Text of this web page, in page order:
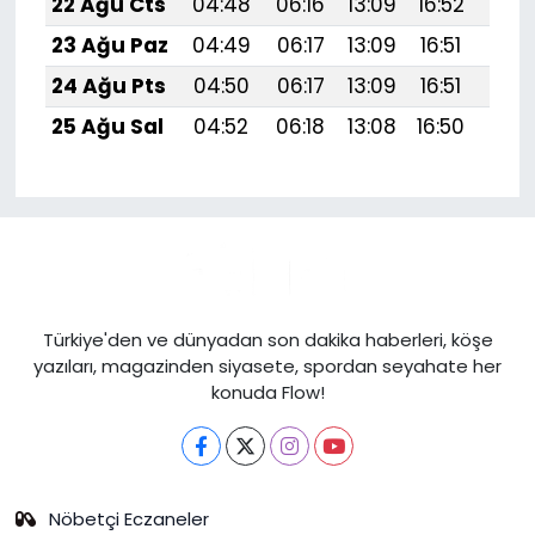
23 Ağu Paz
04:49 06:17 13:09 16:51
24 Ağu Pts
04:50 06:17 13:09 16:51
25 Ağu Sal
04:52 06:18 13:08 16:50
Türkiye'den ve dünyadan son dakika haberleri, köşe
yazıları, magazinden siyasete, spordan seyahate her
konuda Flow!
Nöbetçi Eczaneler